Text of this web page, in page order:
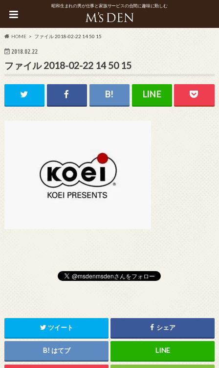
昭和生まれの男が仕事と家族サービスの合間に趣味に勤しむ
HOME ファイル 2018-02-22 14 50 15
2018.02.22
ファイル 2018-02-22 14 50 15
ツイート シェア
はてブ